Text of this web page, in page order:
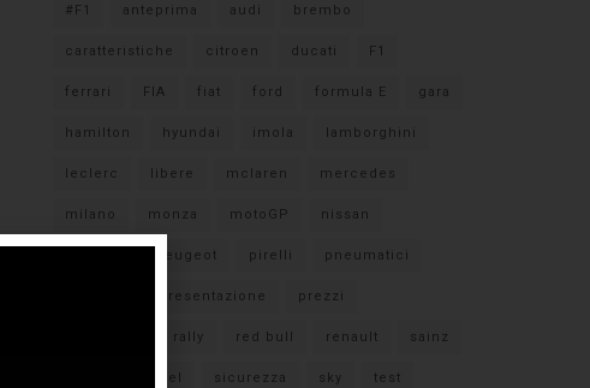
#F1 anteprima audi brembo
caratteristiche citroen ducati F1
ferrari FIA fiat ford formula E gara
hamilton hyundai imola lamborghini
leclerc libere mclaren mercedes
milano monza motoGP nissan
peugeot pirelli pneumatici
presentazione prezzi
rally red bull renault sainz
sebastian vettel sicurezza sky test